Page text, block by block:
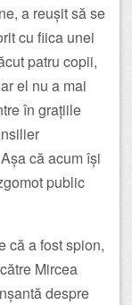
a reușit să se
cu fiica unei
patru copii,
el nu a mai
în grațiile
că acum își
public
că a fost spion,
Mircea
despre